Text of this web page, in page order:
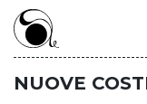
NUOVE